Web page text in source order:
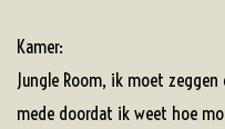
Kamer:
Jungle Room, ik moet
mede doordat ik weet hoe